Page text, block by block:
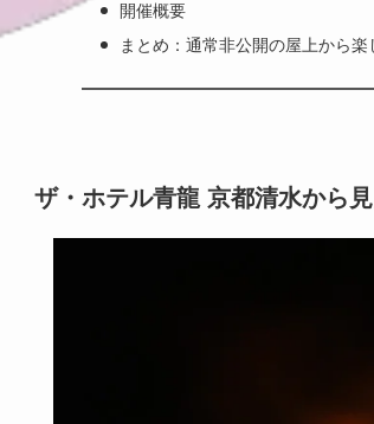
開催概要
まとめ：通常非公開の屋上から楽
ザ・ホテル青龍 京都清水から